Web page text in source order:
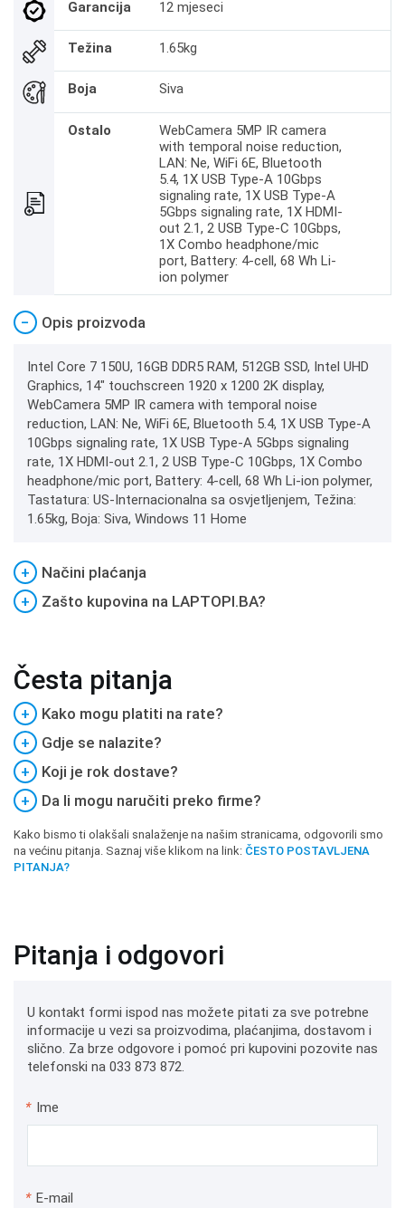
Garancija 12 mjeseci
Težina 1.65kg
Boja Siva
Ostalo
WebCamera 5MP IR camera
with temporal noise reduction,
LAN: Ne, WiFi 6E, Bluetooth
5.4, 1X USB Type-A 10Gbps
signaling rate, 1X USB Type-A
5Gbps signaling rate, 1X HDMI-
out 2.1, 2 USB Type-C 10Gbps,
1X Combo headphone/mic
port, Battery: 4-cell, 68 Wh Li-
ion polymer
− Opis proizvoda
Intel Core 7 150U, 16GB DDR5 RAM, 512GB SSD, Intel UHD
Graphics, 14" touchscreen 1920 x 1200 2K display,
WebCamera 5MP IR camera with temporal noise
reduction, LAN: Ne, WiFi 6E, Bluetooth 5.4, 1X USB Type-A
10Gbps signaling rate, 1X USB Type-A 5Gbps signaling
rate, 1X HDMI-out 2.1, 2 USB Type-C 10Gbps, 1X Combo
headphone/mic port, Battery: 4-cell, 68 Wh Li-ion polymer,
Tastatura: US-Internacionalna sa osvjetljenjem, Težina:
1.65kg, Boja: Siva, Windows 11 Home
+
Načini plaćanja
+
Zašto kupovina na LAPTOPI.BA?
Česta pitanja
+
Kako mogu platiti na rate?
+
Gdje se nalazite?
+
Koji je rok dostave?
+
Da li mogu naručiti preko firme?
Kako bismo ti olakšali snalaženje na našim stranicama, odgovorili smo
na većinu pitanja. Saznaj više klikom na link: ČESTO POSTAVLJENA
PITANJA?
Pitanja i odgovori
U kontakt formi ispod nas možete pitati za sve potrebne
informacije u vezi sa proizvodima, plaćanjima, dostavom i
slično. Za brze odgovore i pomoć pri kupovini pozovite nas
telefonski na 033 873 872.
* Ime
* E-mail